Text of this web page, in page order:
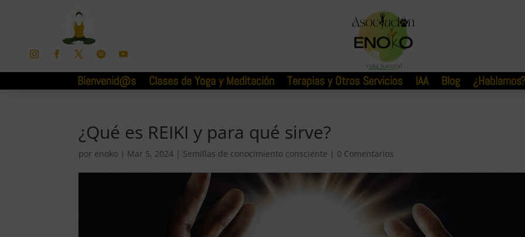
Bienvenid@s Clases de Yoga y Meditación Terapias y Otros Servicios IAA Blog ¿Hablamos?
¿Qué es REIKI y para qué sirve?
por enoko | Mar 5, 2024 | Semillas de conocimiento consciente | 0 Comentarios